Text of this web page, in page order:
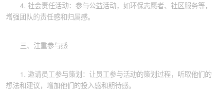
4. 社会责任活动：参与公益活动，如环保志愿者、社区服务等，
增强团队的责任感和归属感。
三、注重参与感
1. 邀请员工参与策划：让员工参与活动的策划过程，听取他们的
想法和建议，增加他们的投入感和期待感。